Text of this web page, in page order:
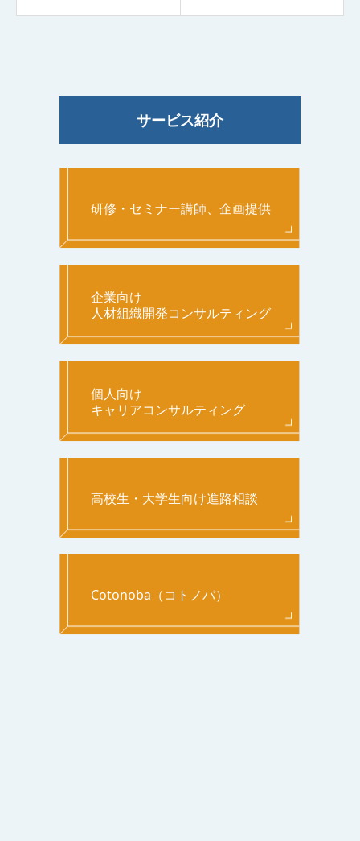
サービス紹介
研修・セミナー講師、企画提供
企業向け
人材組織開発コンサルティング
個人向け
キャリアコンサルティング
高校生・大学生向け進路相談
Cotonoba（コトノバ）